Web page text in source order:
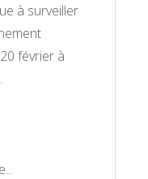
à surveiller
février à